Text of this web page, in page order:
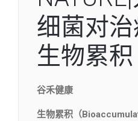
细菌对
生物累积
谷禾健康
生物累积（